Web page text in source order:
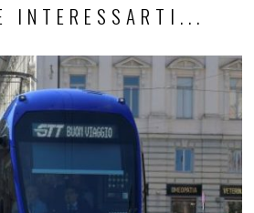
INTERESSARTI...